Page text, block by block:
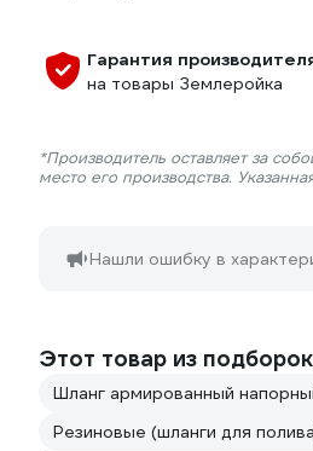
Гарантия
на товары Землеройка
*Производитель оставляет за
место его производства.
Нашли ошибку в
Этот товар из подборок
Шланг армированный
Резиновые (шланги для